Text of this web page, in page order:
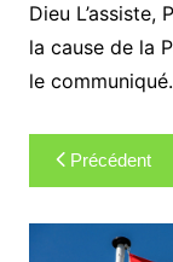
Dieu
la cause de la
le communiqué.
Navigation
de
l’article
Précédent